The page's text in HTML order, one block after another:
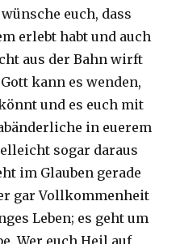
euch, dass
erlebt habt und auch
aus der Bahn wirft
kann es wenden,
und es euch mit
in euerem
sogar daraus
im Glauben gerade
gar Vollkommenheit
Leben; es geht um
Wer euch Heil auf